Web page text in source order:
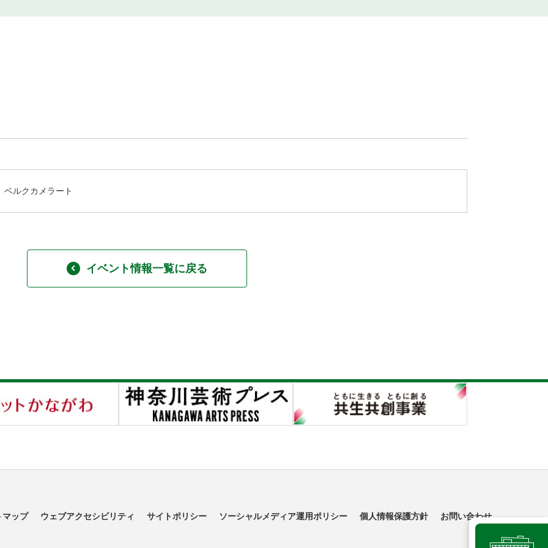
ベルクカメラート
イベント情報一覧に戻る
マップ ウェブアクセシビリティ サイトポリシー ソーシャルメディア運用ポリシー 個人情報保護方針 お問い合わせ